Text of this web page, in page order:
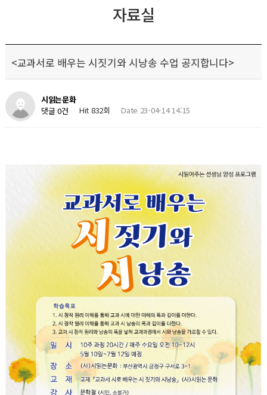
자료실
<교과서로 배우는 시짓기와 시낭송 수업 공지합니다>
시읽는문화
댓글 0건
Hit 832회 Date 23-04-14 14:15